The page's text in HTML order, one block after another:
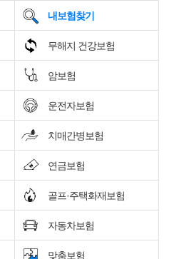
내보험찾기
무해지 건강보험
암보험
운전자보험
치매간병보험
연금보험
골프·주택화재보험
자동차보험
맞춤보험